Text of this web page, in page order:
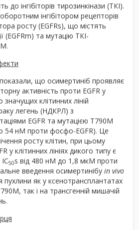
до інгібіторів тирозинкінази (ТКІ).
інгібітором рецепторів
росту (EGFRs), що містять
(EGFRm) та мутацію ТКІ-
показали, що осимертиніб проявляє
активність проти EGFR у
значущих клітинних ліній
легень (НДКРЛ) з
EGFR та мутацією T790M
54 нМ проти фосфо-EGFR). Це
росту клітин, при цьому
у клітинних лініях дикого типу є
50s від 480 нМ до 1,8 мкМ проти
введення осимертинібу in vivo
як у ксенотрансплантатах
так і на трансгенній мишачій